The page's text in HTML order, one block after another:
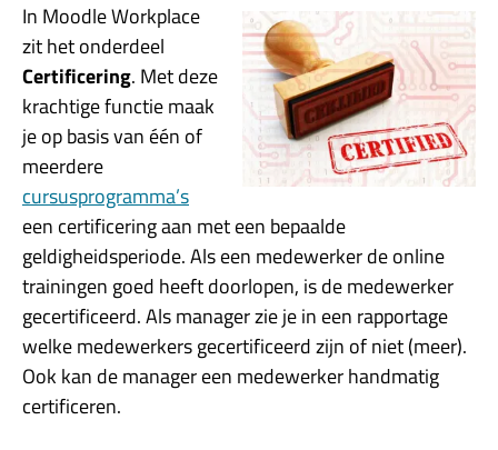
In Moodle Workplace
zit het onderdeel
Certificering. Met deze
krachtige functie maak
je op basis van één of
meerdere
cursusprogramma’s
een certificering aan met een bepaalde
geldigheidsperiode. Als een medewerker de online
trainingen goed heeft doorlopen, is de medewerker
gecertificeerd. Als manager zie je in een rapportage
welke medewerkers gecertificeerd zijn of niet (meer).
Ook kan de manager een medewerker handmatig
certificeren.